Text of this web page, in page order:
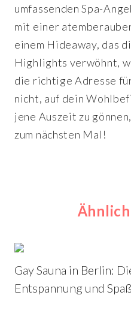
umfassenden Spa-
mit einer
einem Hideaway, das
Highlights verwöhnt,
die richtige Adresse
nicht, auf dein
jene Auszeit zu
zum nächsten Mal!
Gay Sauna in Berlin:
Entspannung und Spaß